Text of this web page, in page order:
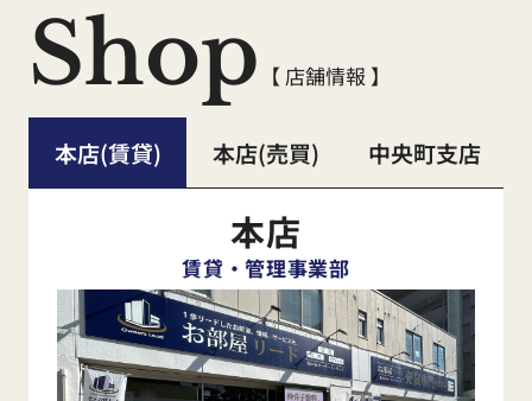
Shop 【 店舗情報 】
本店(賃貸) 本店(売買) 中央町支店
本店
賃貸・管理事業部